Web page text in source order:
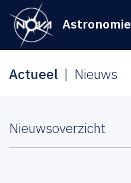
Astronomie
Actueel Nieuws
Nieuwsoverzicht